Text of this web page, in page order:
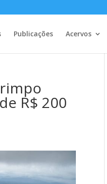
Publicações Acervos
R$ 200